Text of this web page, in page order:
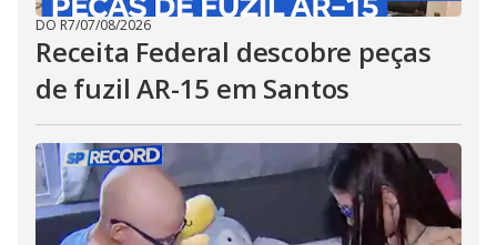
DO R7/07/08/2026
Receita Federal descobre peças
de fuzil AR-15 em Santos